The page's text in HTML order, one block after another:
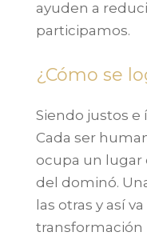
ayuden a
participamos.
¿Cómo se
Siendo justos
Cada ser
ocupa un lugar
del dominó.
las otras y así
transformación